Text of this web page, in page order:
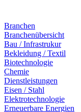
Branchen
Branchenübersicht
Bau / Infrastrukur
Bekleidung / Textil
Biotechnologie
Chemie
Dienstleistungen
Eisen / Stahl
Elektrotechnologie
Erneuerbare Energien